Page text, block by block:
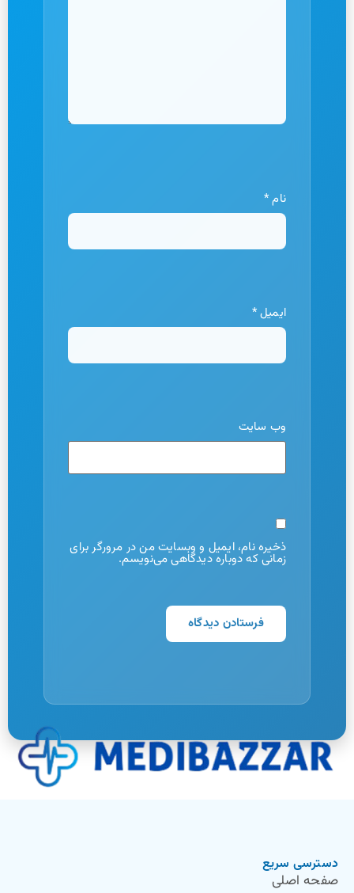
نام*
ایمیل*
وب‌ سایت
ذخیره نام، ایمیل و وبسایت من در مرورگر برای
زمانی که دوباره دیدگاهی می‌نویسم.
دسترسی سریع
صفحه اصلی